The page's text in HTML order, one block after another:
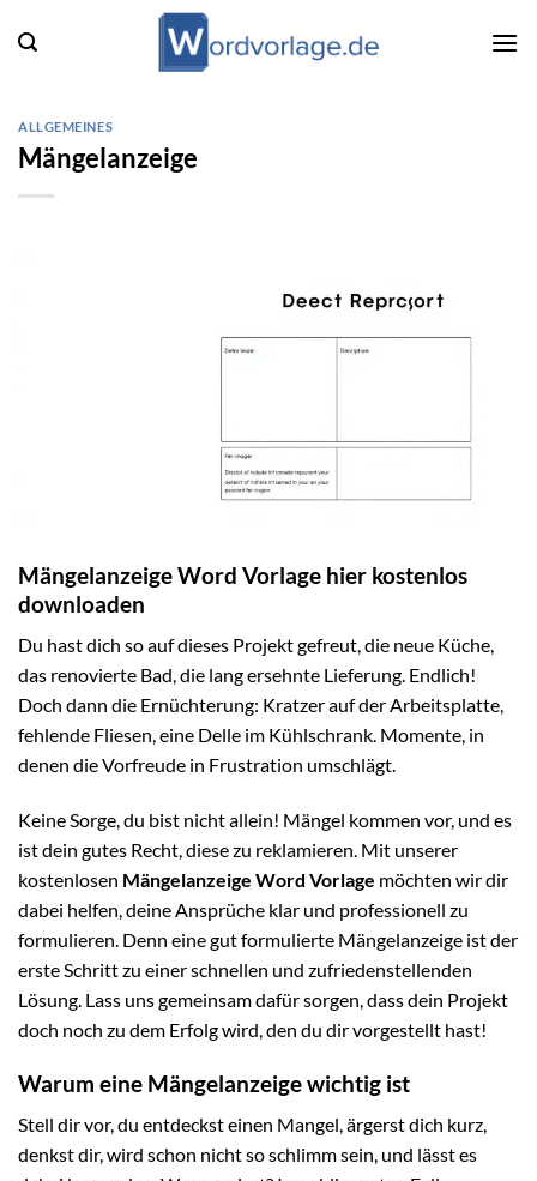
Inhalt
ALLGEMEINES
Mängelanzeige
Mängelanzeige Word Vorlage hier kostenlos
downloaden
Du hast dich so auf dieses Projekt gefreut, die neue Küche,
das renovierte Bad, die lang ersehnte Lieferung. Endlich!
Doch dann die Ernüchterung: Kratzer auf der Arbeitsplatte,
fehlende Fliesen, eine Delle im Kühlschrank. Momente, in
denen die Vorfreude in Frustration umschlägt.
Keine Sorge, du bist nicht allein! Mängel kommen vor, und es
ist dein gutes Recht, diese zu reklamieren. Mit unserer
kostenlosen Mängelanzeige Word Vorlage möchten wir dir
dabei helfen, deine Ansprüche klar und professionell zu
formulieren. Denn eine gut formulierte Mängelanzeige ist der
erste Schritt zu einer schnellen und zufriedenstellenden
Lösung. Lass uns gemeinsam dafür sorgen, dass dein Projekt
doch noch zu dem Erfolg wird, den du dir vorgestellt hast!
Warum eine Mängelanzeige wichtig ist
Stell dir vor, du entdeckst einen Mangel, ärgerst dich kurz,
denkst dir, wird schon nicht so schlimm sein, und lässt es